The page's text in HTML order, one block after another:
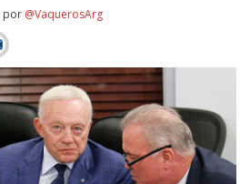
por @VaquerosArg